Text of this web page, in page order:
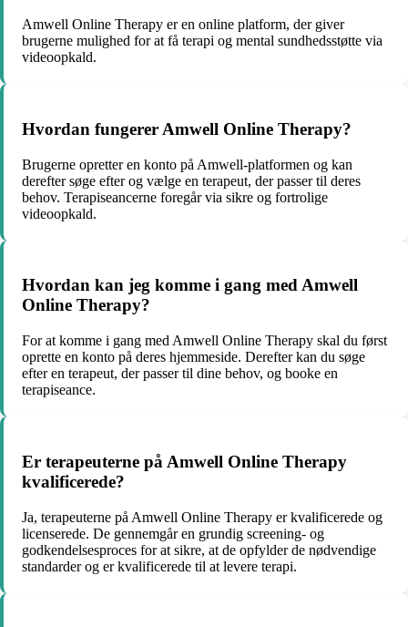
Amwell Online Therapy er en online platform, der giver
brugerne mulighed for at få terapi og mental sundhedsstøtte via
videoopkald.
Hvordan fungerer Amwell Online Therapy?
Brugerne opretter en konto på Amwell-platformen og kan
derefter søge efter og vælge en terapeut, der passer til deres
behov. Terapiseancerne foregår via sikre og fortrolige
videoopkald.
Hvordan kan jeg komme i gang med Amwell
Online Therapy?
For at komme i gang med Amwell Online Therapy skal du først
oprette en konto på deres hjemmeside. Derefter kan du søge
efter en terapeut, der passer til dine behov, og booke en
terapiseance.
Er terapeuterne på Amwell Online Therapy
kvalificerede?
Ja, terapeuterne på Amwell Online Therapy er kvalificerede og
licenserede. De gennemgår en grundig screening- og
godkendelsesproces for at sikre, at de opfylder de nødvendige
standarder og er kvalificerede til at levere terapi.